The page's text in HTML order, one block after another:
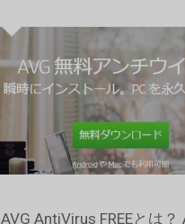
AVG AntiVirus FREEとは？